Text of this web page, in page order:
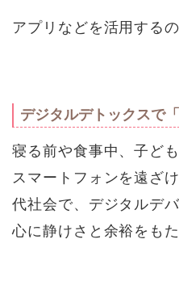
アプリなどを活用する
デジタルデトックスで
寝る前や食事中、子ど
スマートフォンを遠ざ
代社会で、デジタルデ
心に静けさと余裕をもた